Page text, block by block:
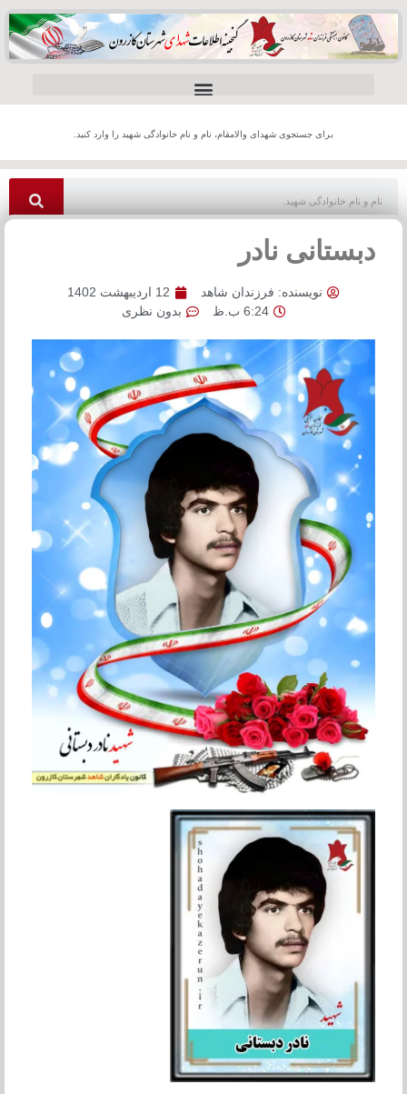
برای جستجوی شهدای والامقام، نام و نام خانوادگی شهید را وارد کنید.
دبستانی نادر
نویسنده: فرزندان شاهد
12 اردیبهشت 1402
6:24 ب.ظ
بدون نظری